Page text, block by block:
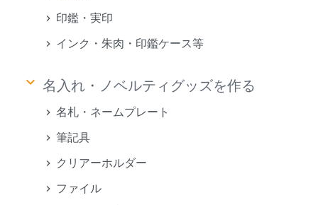
印鑑・実印
インク・朱肉・印鑑ケース等
keyboard_arrow_down 名入れ・ノベルティグッズを作る
名札・ネームプレート
筆記具
クリアーホルダー
ファイル